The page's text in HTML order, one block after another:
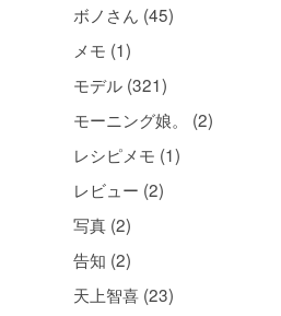
ボノさん (45)
メモ (1)
モデル (321)
モーニング娘。 (2)
レシピメモ (1)
レビュー (2)
写真 (2)
告知 (2)
天上智喜 (23)